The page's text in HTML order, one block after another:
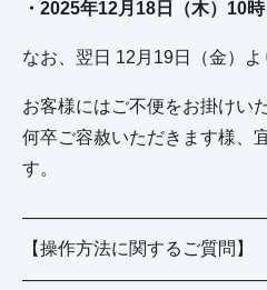
・2025年12月18日（木）10
なお、翌日 12月19日（金）よ
お客様にはご不便をお掛けい
何卒ご容赦いただきます様、
す。
【操作方法に関するご質問】